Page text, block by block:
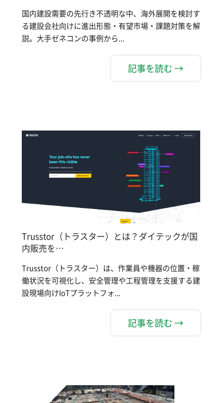
国内建設需要の先行き不透明な中、海外展開を検討す
る建設会社向けに進出形態・有望市場・課題対策を解
説。大手ゼネコンの事例から...
記事を読む →
Trusstor（トラスター）とは？ダイテックが国
内販売を…
Trusstor（トラスター）は、作業員や機器の位置・稼
働状況を可視化し、安全管理や工程管理を支援する建
設現場向けIoTプラットフォ...
記事を読む →